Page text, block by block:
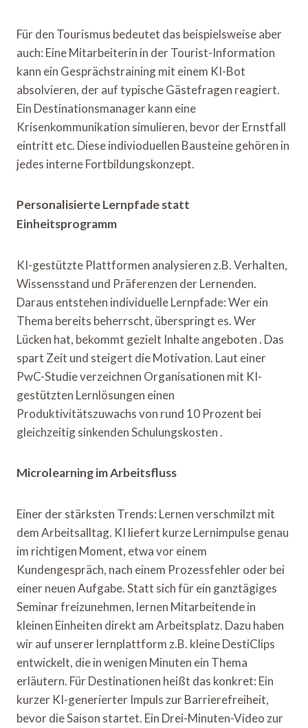
Für den Tourismus bedeutet das beispielsweise aber
auch: Eine Mitarbeiterin in der Tourist-Information
kann ein Gesprächstraining mit einem KI-Bot
absolvieren, der auf typische Gästefragen reagiert.
Ein Destinationsmanager kann eine
Krisenkommunikation simulieren, bevor der Ernstfall
eintritt etc. Diese indivioduellen Bausteine gehören in
jedes interne Fortbildungskonzept.
Personalisierte Lernpfade statt
Einheitsprogramm
KI-gestützte Plattformen analysieren z.B. Verhalten,
Wissensstand und Präferenzen der Lernenden.
Daraus entstehen individuelle Lernpfade: Wer ein
Thema bereits beherrscht, überspringt es. Wer
Lücken hat, bekommt gezielt Inhalte angeboten . Das
spart Zeit und steigert die Motivation. Laut einer
PwC-Studie verzeichnen Organisationen mit KI-
gestützten Lernlösungen einen
Produktivitätszuwachs von rund 10 Prozent bei
gleichzeitig sinkenden Schulungskosten .
Microlearning im Arbeitsfluss
Einer der stärksten Trends: Lernen verschmilzt mit
dem Arbeitsalltag. KI liefert kurze Lernimpulse genau
im richtigen Moment, etwa vor einem
Kundengespräch, nach einem Prozessfehler oder bei
einer neuen Aufgabe. Statt sich für ein ganztägiges
Seminar freizunehmen, lernen Mitarbeitende in
kleinen Einheiten direkt am Arbeitsplatz. Dazu haben
wir auf unserer lernplattform z.B. kleine DestiClips
entwickelt, die in wenigen Minuten ein Thema
erläutern. Für Destinationen heißt das konkret: Ein
kurzer KI-generierter Impuls zur Barrierefreiheit,
bevor die Saison startet. Ein Drei-Minuten-Video zur